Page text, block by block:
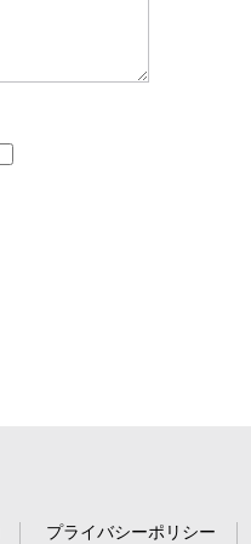
プライバシーポリシー